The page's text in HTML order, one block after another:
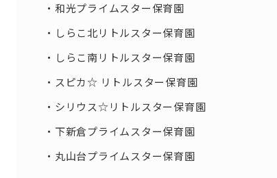
和光プライムスター保育園
しらこ北リトルスター保育園
しらこ南リトルスター保育園
スピカ☆ リトルスター保育園
シリウス☆リトルスター保育園
下新倉プライムスター保育園
丸山台プライムスター保育園